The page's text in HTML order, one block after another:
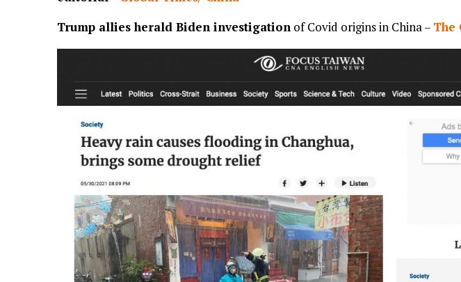
Trump allies herald Biden investigation of Covid origins in China – The